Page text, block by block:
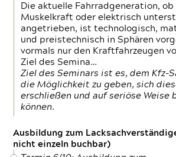
Die aktuelle Fahrradgeneration,
Muskelkraft oder elektrisch
angetrieben, ist technologisch,
und preistechnisch in Sphären
vormals nur den Kraftfahrzeugen
Ziel des Semina…
Ziel des Seminars ist es, dem Kfz-
die Möglichkeit zu geben, sich
erschließen und auf seriöse Weise
können.
Ausbildung zum
nicht einzeln buchbar)